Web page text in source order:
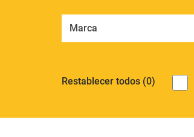
Marca
Restablecer todos (0)